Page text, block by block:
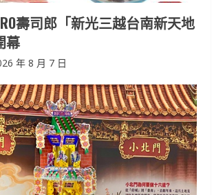
壽司郎「新光三越台南新天地
幕
年 8 月 7 日